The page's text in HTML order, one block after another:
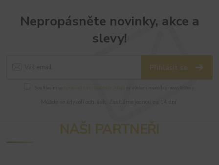
Nepropásněte novinky, akce a
slevy!
Přihlásit se
zpracováním osobních údajů
NAŠI PARTNEŘI